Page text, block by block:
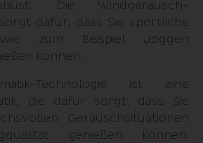
Die Wind­geräusch­
dafür, dass Sie sportliche
wie zum Beispiel Joggen
können.
Technologie ist eine
die dafür sorgt, dass Sie
Geräusch­situa­tionen
genießen können.